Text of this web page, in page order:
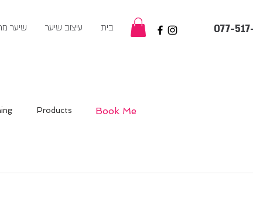
בית עיצוב שיער שיער 077-
Products Book Me